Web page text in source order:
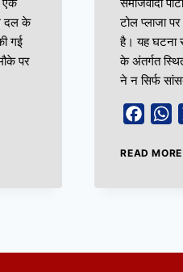
एक
दल के
गई
पर
समाजवादी
टोल प्लाजा
है। यह घटना
के अंतर्गत
ने न सिर्फ
READ MORE